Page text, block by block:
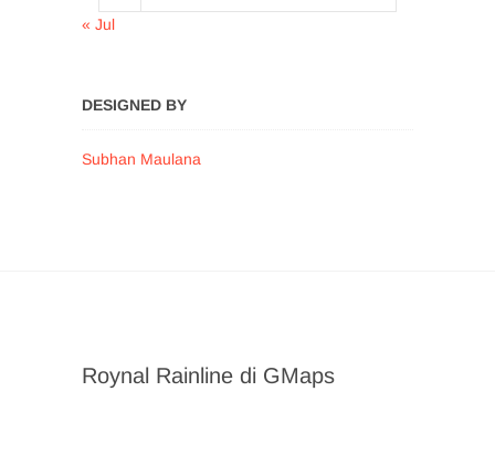
« Jul
DESIGNED BY
Subhan Maulana
Roynal Rainline di GMaps